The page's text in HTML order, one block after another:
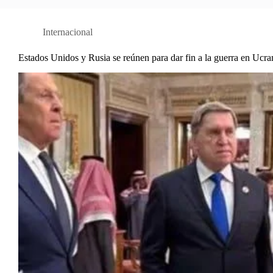
Internacional
Estados Unidos y Rusia se reúnen para dar fin a la guerra en